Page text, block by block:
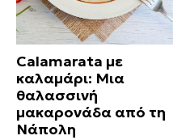
Calamarata με
καλαμάρι: Μια
θαλασσινή
μακαρονάδα από τη
Νάπολη